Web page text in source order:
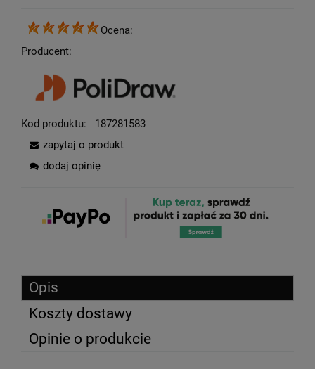
Ocena:
Producent:
Kod produktu:
187281583
zapytaj o produkt
dodaj opinię
Opis
Koszty dostawy
Opinie o produkcie